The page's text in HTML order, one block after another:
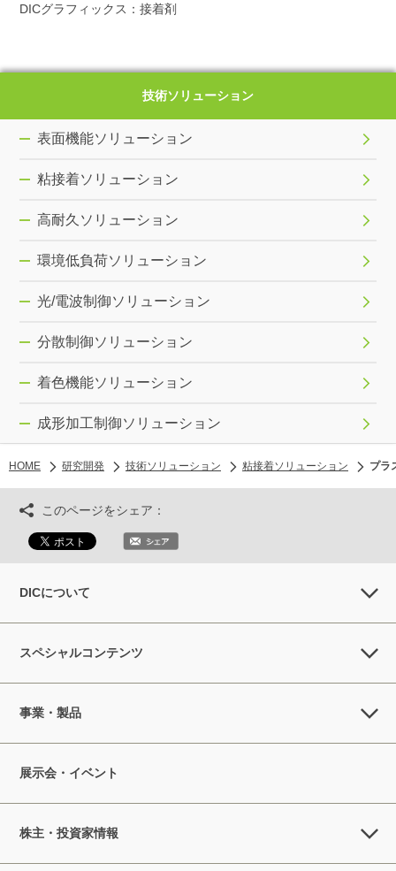
DICグラフィックス：接着剤
技術ソリューション
表面機能ソリューション
粘接着ソリューション
高耐久ソリューション
環境低負荷ソリューション
光/電波制御ソリューション
分散制御ソリューション
着色機能ソリューション
成形加工制御ソリューション
HOME 研究開発 技術ソリューション 粘接着ソリューション プラ
このページをシェア：
DICについて
スペシャルコンテンツ
事業・製品
展示会・イベント
株主・投資家情報